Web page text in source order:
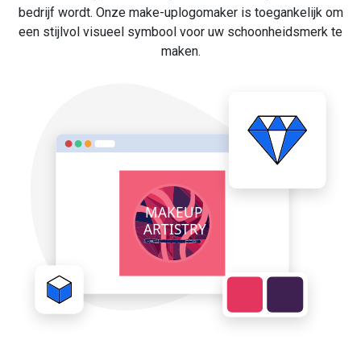
bedrijf wordt. Onze make-uplogomaker is toegankelijk om
een stijlvol visueel symbool voor uw schoonheidsmerk te
maken.